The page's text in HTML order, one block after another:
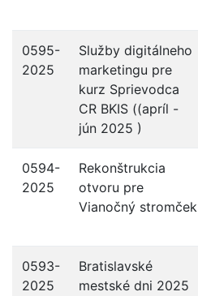
0595-
2025
Služby digitálneho
marketingu pre
kurz Sprievodca
CR BKIS ((apríl -
jún 2025 )
0594-
2025
Rekonštrukcia
otvoru pre
Vianočný stromček
0593-
2025
Bratislavské
mestské dni 2025